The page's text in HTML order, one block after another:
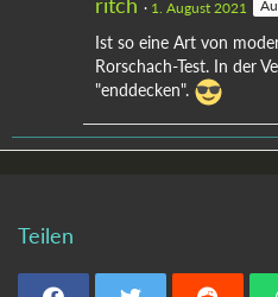
1. August 2021
Ist so eine Art von
Rorschach-Test. In der
"enddecken".
Teilen